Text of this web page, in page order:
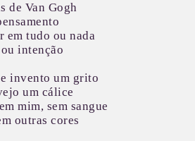
de Van Gogh
em tudo ou nada
intenção
invento um grito
um cálice
mim, sem sangue
outras cores